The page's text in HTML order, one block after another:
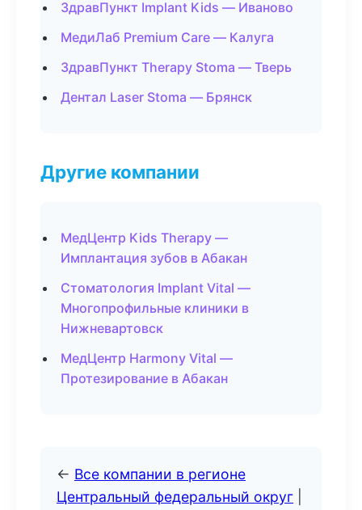
ЗдравПункт Implant Kids — Иваново
МедиЛаб Premium Care — Калуга
ЗдравПункт Therapy Stoma — Тверь
Дентал Laser Stoma — Брянск
Другие компании
МедЦентр Kids Therapy —
Имплантация зубов в Абакан
Стоматология Implant Vital —
Многопрофильные клиники в
Нижневартовск
МедЦентр Harmony Vital —
Протезирование в Абакан
← Все компании в регионе
Центральный федеральный округ